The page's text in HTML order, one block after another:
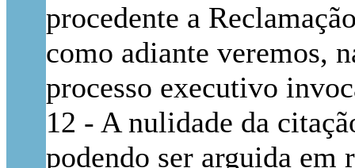
procedente a
como adiante veremos,
processo executivo
12 - A nulidade da
podendo ser arguida em